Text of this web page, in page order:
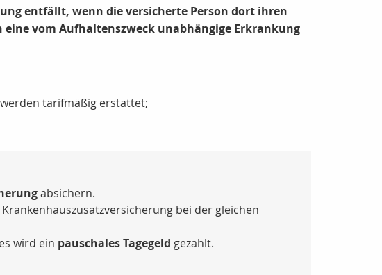
entfällt, wenn die versicherte Person dort ihren
vom Aufhaltenszweck unabhängige Erkrankung
tarifmäßig erstattet;
absichern.
bei der gleichen
wird ein pauschales Tagegeld gezahlt.